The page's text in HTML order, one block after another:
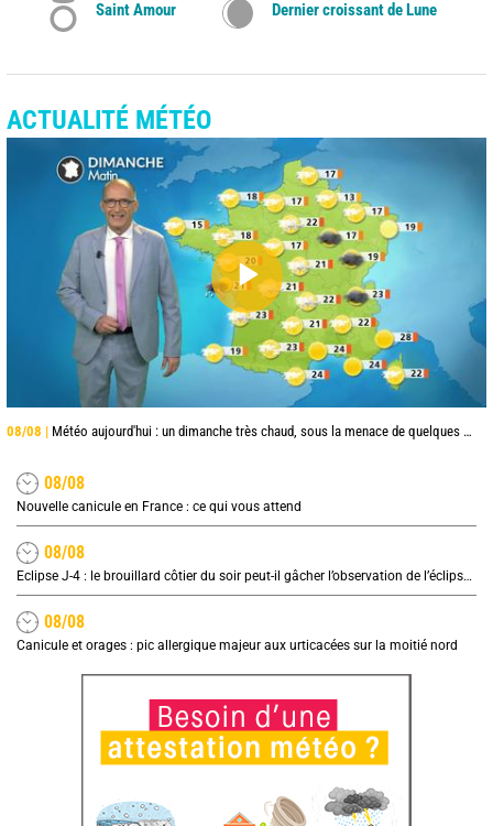
Saint Amour
Dernier croissant de Lune
ACTUALITÉ MÉTÉO
08/08 | Météo aujourd'hui : un dimanche très chaud, sous la menace de quelques orages
08/08
Nouvelle canicule en France : ce qui vous attend
08/08
Eclipse J-4 : le brouillard côtier du soir peut-il gâcher l’observation de l’éclipse à la plage ?
08/08
Canicule et orages : pic allergique majeur aux urticacées sur la moitié nord